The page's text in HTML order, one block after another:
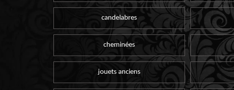
candelabres
cheminées
jouets anciens